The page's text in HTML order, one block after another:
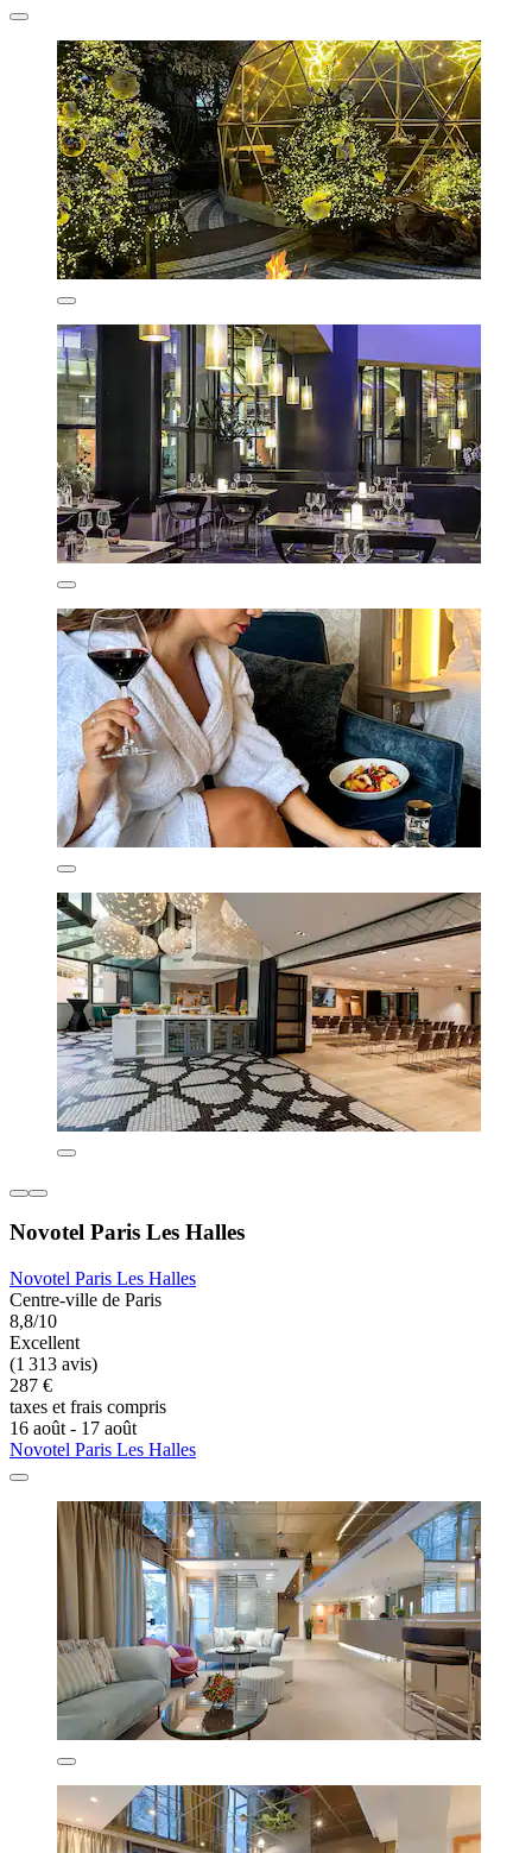
Novotel Paris Les Halles
Novotel Paris Les Halles
Centre-ville de Paris
8,8/10
Excellent
(1 313 avis)
287 €
taxes et frais compris
16 août - 17 août
Novotel Paris Les Halles